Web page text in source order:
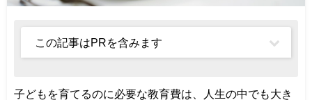
この記事はPRを含みます
子どもを育てるのに必要な教育費は、人生の中でも大き